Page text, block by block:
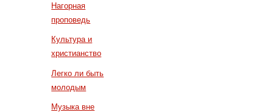
Нагорная
проповедь
Культура и
христианство
Легко ли быть
молодым
Музыка вне